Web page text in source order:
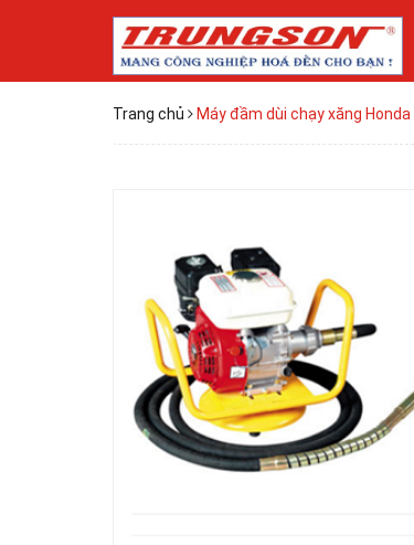
Trang chủ Máy đầm dùi chạy xăng Honda